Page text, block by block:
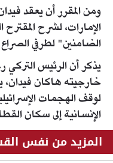
ومن المقرر أن يعقد
الإمارات، لشرح
الضامنين" لطرفي
يذكر أن الرئيس
خارجيته هاكان فيدان،
لوقف الهجمات
الإنسانية إلى سكان
المزيد من نفس